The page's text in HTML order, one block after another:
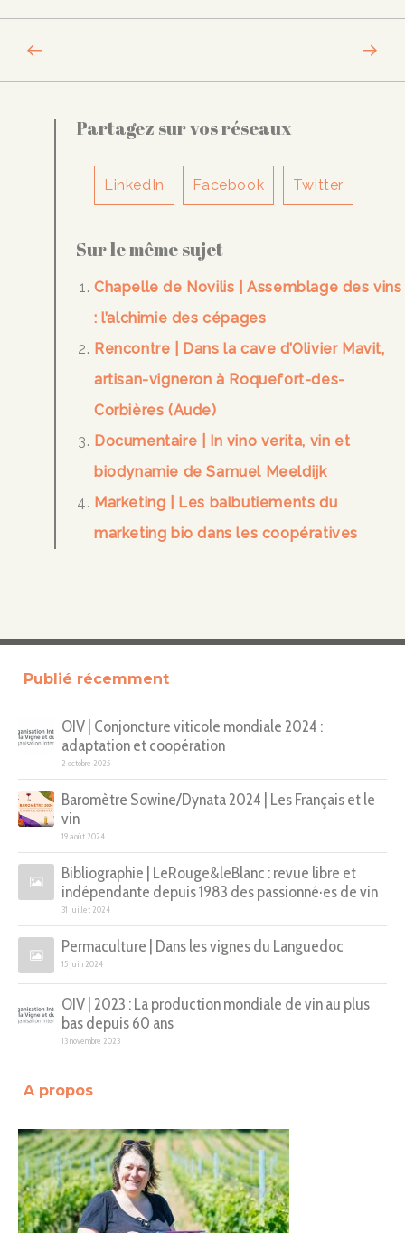
Partagez sur vos réseaux
LinkedIn Facebook Twitter
Sur le même sujet
Chapelle de Novilis | Assemblage des vins
: l’alchimie des cépages
Rencontre | Dans la cave d’Olivier Mavit,
artisan-vigneron à Roquefort-des-
Corbières (Aude)
Documentaire | In vino verita, vin et
biodynamie de Samuel Meeldijk
Marketing | Les balbutiements du
marketing bio dans les coopératives
Publié récemment
OIV | Conjoncture viticole mondiale 2024 :
adaptation et coopération
2 octobre 2025
Baromètre Sowine/Dynata 2024 | Les Français et le
vin
19 août 2024
Bibliographie | LeRouge&leBlanc : revue libre et
indépendante depuis 1983 des passionné·es de vin
31 juillet 2024
Permaculture | Dans les vignes du Languedoc
15 juin 2024
OIV | 2023 : La production mondiale de vin au plus
bas depuis 60 ans
13 novembre 2023
A propos